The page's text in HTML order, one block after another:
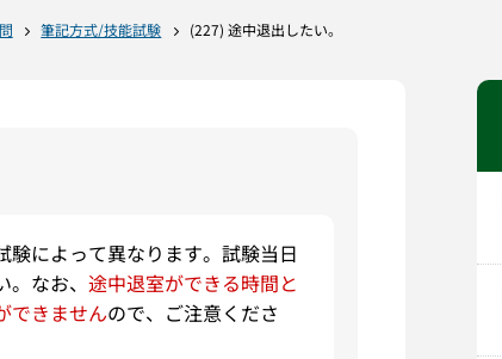
筆記方式/技能試験 (227) 途中退出したい。
によって異なります。試験当日
なお、 途中退室ができる時間と
できませんので、ご注意くださ